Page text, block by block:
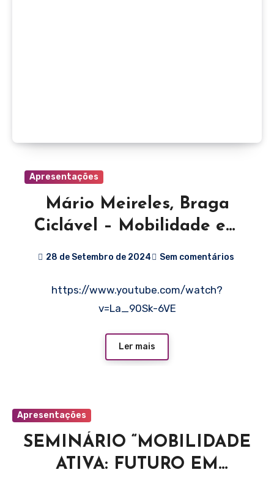
Apresentações
Mário Meireles, Braga
Ciclável – Mobilidade em
GreenFest 28.09.2024
28 de Setembro de 2024 Sem comentários
https://www.youtube.com/watch?
v=La_90Sk-6VE
Ler mais
Apresentações
SEMINÁRIO “MOBILIDADE
ATIVA: FUTURO EM